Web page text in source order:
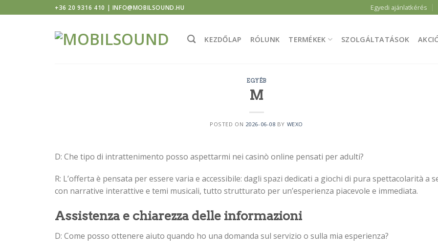
to
+36 20 9316 410 | INFO@MOBILSOUND.HU Egyedi ajánlatkérés
KEZDŐLAP RÓLUNK TERMÉKEK SZOLGÁLTATÁSOK
EGYÉB
M
POSTED ON 2026-06-08 BY WEXO
D: Che tipo di intrattenimento posso aspettarmi nei casinò online pensati per adulti?
R: L’offerta è pensata per essere varia e accessibile: dagli spazi dedicati a giochi di pura spettacolarità a
con narrative interattive e temi musicali, tutto strutturato per un’esperienza piacevole e immediata.
Assistenza e chiarezza delle informazioni
D: Come posso ottenere aiuto quando ho una domanda sul servizio o sulla mia esperienza?